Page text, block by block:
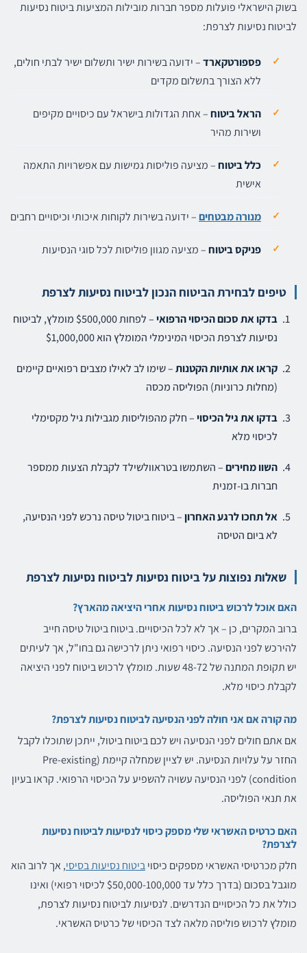
בשוק הישראלי פועלות מספר חברות מובילות המציעות ביטוח נסיעות
לביטוח נסיעות לצרפת:
פספורטקארד– ידועה בשירות ישיר ותשלום ישיר לבתי חולים,
ללא הצורך בתשלום מקדים
הראל ביטוח– אחת הגדולות בישראל עם כיסויים מקיפים
ושירות מהיר
כלל ביטוח– מציעה פוליסות גמישות עם אפשרויות התאמה
אישית
מנורה מבטחים– ידועה בשירות לקוחות איכותי וכיסויים רחבים
פניקס ביטוח– מציעה מגוון פוליסות לכל סוגי הנסיעות
טיפים לבחירת הביטוח הנכון לביטוח נסיעות לצרפת
בדקו את סכום הכיסוי הרפואי
– לפחות $500,000 מומלץ, לביטוח
נסיעות לצרפת הכיסוי המינימלי המומלץ הוא $1,000,000
קראו את אותיות הקטנות– שימו לב לאילו מצבים רפואיים קיימים
(מחלות כרוניות) הפוליסה מכסה
בדקו את גיל הכיסוי– חלק מהפוליסות מגבילות גיל מקסימלי
לכיסוי מלא
השוו מחירים– השתמשו בטראוולשילד לקבלת הצעות ממספר
חברות בו-זמנית
אל תחכו לרגע האחרון– ביטוח ביטול טיסה נרכש לפני הנסיעה,
לא ביום הטיסה
שאלות נפוצות על ביטוח נסיעות לביטוח נסיעות לצרפת
האם אוכל לרכוש ביטוח נסיעות אחרי היציאה מהארץ?
ברוב המקרים, כן – אך לא לכל הכיסויים. ביטוח ביטול טיסה חייב
להירכש לפני הנסיעה. כיסוי רפואי ניתן לרכישה גם בחו"ל, אך לעיתים
יש תקופת המתנה של 48-72 שעות. מומלץ לרכוש ביטוח לפני היציאה
לקבלת כיסוי מלא.
מה קורה אם אני חולה לפני הנסיעה לביטוח נסיעות לצרפת?
אם אתם חולים לפני הנסיעה ויש לכם ביטוח ביטול, ייתכן שתוכלו לקבל
החזר על עלויות הנסיעה. יש לציין שמחלה קיימת (Pre-existing
condition) לפני הנסיעה עשויה להשפיע על הכיסוי הרפואי. קראו בעיון
את תנאי הפוליסה.
האם כרטיס האשראי שלי מספק כיסוי לנסיעות לביטוח נסיעות
לצרפת?
חלק מכרטיסי האשראי מספקים כיסויביטוח נסיעות בסיסי, אך לרוב הוא
מוגבל בסכום (בדרך כלל עד $50,000-100,000 לכיסוי רפואי) ואינו
כולל את כל הכיסויים הנדרשים. לנסיעות לביטוח נסיעות לצרפת,
מומלץ לרכוש פוליסה מלאה לצד הכיסוי של כרטיס האשראי.